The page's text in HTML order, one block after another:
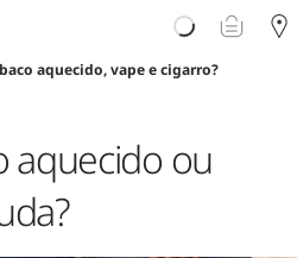
aquecido, vape e cigarro?
aquecido ou